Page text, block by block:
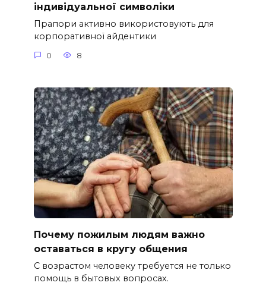
індивідуальної символіки
Прапори активно використовують для
корпоративної айдентики
0 8
Почему пожилым людям важно
оставаться в кругу общения
С возрастом человеку требуется не только
помощь в бытовых вопросах.